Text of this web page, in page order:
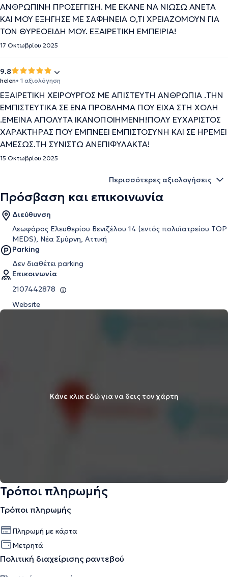
ANΘPΩΠINH ΠPOΣEΓΓIΣH. ME EKANE NA NIΩΣΩ ANETA
KAI MOY EΞHΓHΣE ME ΣAΦHNEIA O,TI XPEIAZOMOYN ΓIA
TON ΘYPEOEIΔH MOY. EΞAIPETIKH EMΠEIPIA!
17 Οκτωβρίου 2025
9.8
helen• 1 αξιολόγηση
ΕΞΑΙΡΕΤΙΚΗ ΧΕΙΡΟΥΡΓΟΣ ΜΕ ΑΠΙΣΤΕΥΤΗ ΑΝΘΡΩΠΙΑ .ΤΗΝ
ΕΜΠΙΣΤΕΥΤΙΚΑ ΣΕ ΕΝΑ ΠΡΟΒΛΗΜΑ ΠΟΥ ΕΙΧΑ ΣΤΗ ΧΟΛΗ
.ΕΜΕΙΝΑ ΑΠΟΛΥΤΑ ΙΚΑΝΟΠΟΙΗΜΕΝΗ!ΠΟΛΥ ΕΥΧΑΡΙΣΤΟΣ
ΧΑΡΑΚΤΗΡΑΣ ΠΟΥ ΕΜΠΝΕΕΙ ΕΜΠΙΣΤΟΣΥΝΗ ΚΑΙ ΣΕ ΗΡΕΜΕΙ
ΑΜΕΣΩΣ.ΤΗ ΣΥΝΙΣΤΩ ΑΝΕΠΙΦΥΛΑΚΤΑ!
15 Οκτωβρίου 2025
Περισσότερες αξιολογήσεις
Πρόσβαση και επικοινωνία
Διεύθυνση
Λεωφόρος Ελευθερίου Βενιζέλου 14 (εντός πολυϊατρείου ΤΟP
MEDS), Νέα Σμύρνη, Αττική
Parking
Δεν διαθέτει parking
Επικοινωνία
2107442878
Website
Κάνε κλικ εδώ για να δεις τον χάρτη
Τρόποι πληρωμής
Τρόποι πληρωμής
Πληρωμή με κάρτα
Μετρητά
Πολιτική διαχείρισης ραντεβού